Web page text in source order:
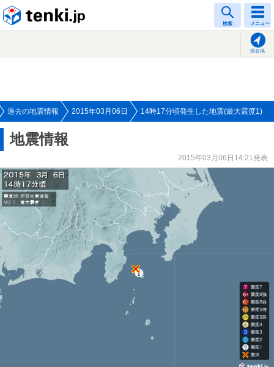
検索 メニュー
現在地
過去の地震情報 2015年03月06日 14時17分頃発生した地震(最大震度1)
地震情報
2015年03月06日14:21発表